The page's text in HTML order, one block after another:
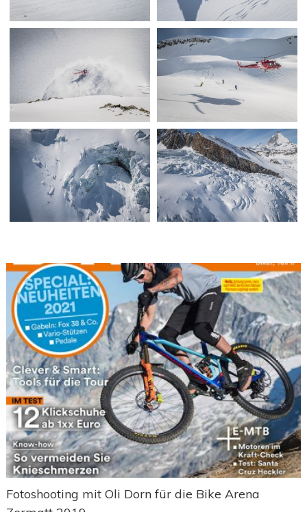
Fotoshooting mit Oli Dorn für die Bike Arena